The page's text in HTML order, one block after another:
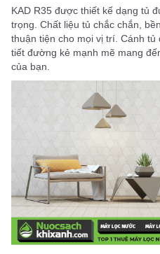
KAD R35 được thiết kế dạng tủ
trọng. Chất liệu tủ chắc chắn,
thuận tiện cho mọi vị trí. Cánh
tiết đường kẻ mạnh mẽ mang
của bạn.